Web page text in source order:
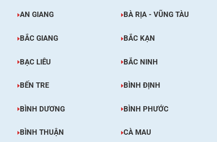
AN GIANG BÀ RỊA - VŨNG TÀU
BẮC GIANG BẮC KẠN
BẠC LIÊU BẮC NINH
BẾN TRE BÌNH ĐỊNH
BÌNH DƯƠNG BÌNH PHƯỚC
BÌNH THUẬN CÀ MAU